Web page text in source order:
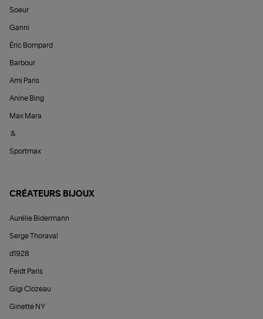
Soeur
Ganni
Éric Bompard
Barbour
Ami Paris
Anine Bing
Max Mara
&
Sportmax
CRÉATEURS BIJOUX
Aurélie Bidermann
Serge Thoraval
d1928
Feidt Paris
Gigi Clozeau
Ginette NY